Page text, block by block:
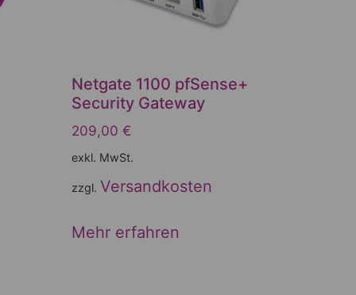
Netgate 1100 pfSense+
Security Gateway
209,00€
exkl. MwSt.
zzgl. Versandkosten
Mehr erfahren